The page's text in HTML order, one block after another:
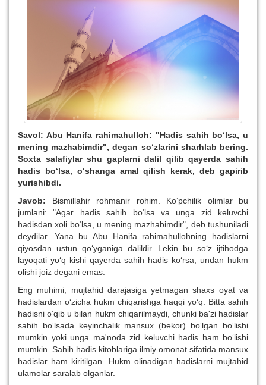
Savol: Abu Hanifa rahimahulloh: "Hadis sahih bo‘lsa, u
mening mazhabimdir", degan so‘zlarini sharhlab bering.
Soxta salafiylar shu gaplarni dalil qilib qayerda sahih
hadis bo‘lsa, o‘shanga amal qilish kerak, deb gapirib
yurishibdi.
Javob:
Bismillahir rohmanir rohim. Ko‘pchilik olimlar bu
jumlani: "Agar hadis sahih bo‘lsa va unga zid keluvchi
hadisdan xoli bo‘lsa, u mening mazhabimdir", deb tushuniladi
deydilar. Yana bu Abu Hanifa rahimahullohning hadislarni
qiyosdan ustun qo‘yganiga dalildir. Lekin bu so‘z ijtihodga
layoqati yo‘q kishi qayerda sahih hadis ko‘rsa, undan hukm
olishi joiz degani emas.
Eng muhimi, mujtahid darajasiga yetmagan shaxs oyat va
hadislardan o‘zicha hukm chiqarishga haqqi yo‘q. Bitta sahih
hadisni o‘qib u bilan hukm chiqarilmaydi, chunki ba'zi hadislar
sahih bo‘lsada keyinchalik mansux (bekor) bo‘lgan bo‘lishi
mumkin yoki unga ma'noda zid keluvchi hadis ham bo‘lishi
mumkin. Sahih hadis kitoblariga ilmiy omonat sifatida mansux
hadislar ham kiritilgan. Hukm olinadigan hadislarni mujtahid
ulamolar saralab olganlar.